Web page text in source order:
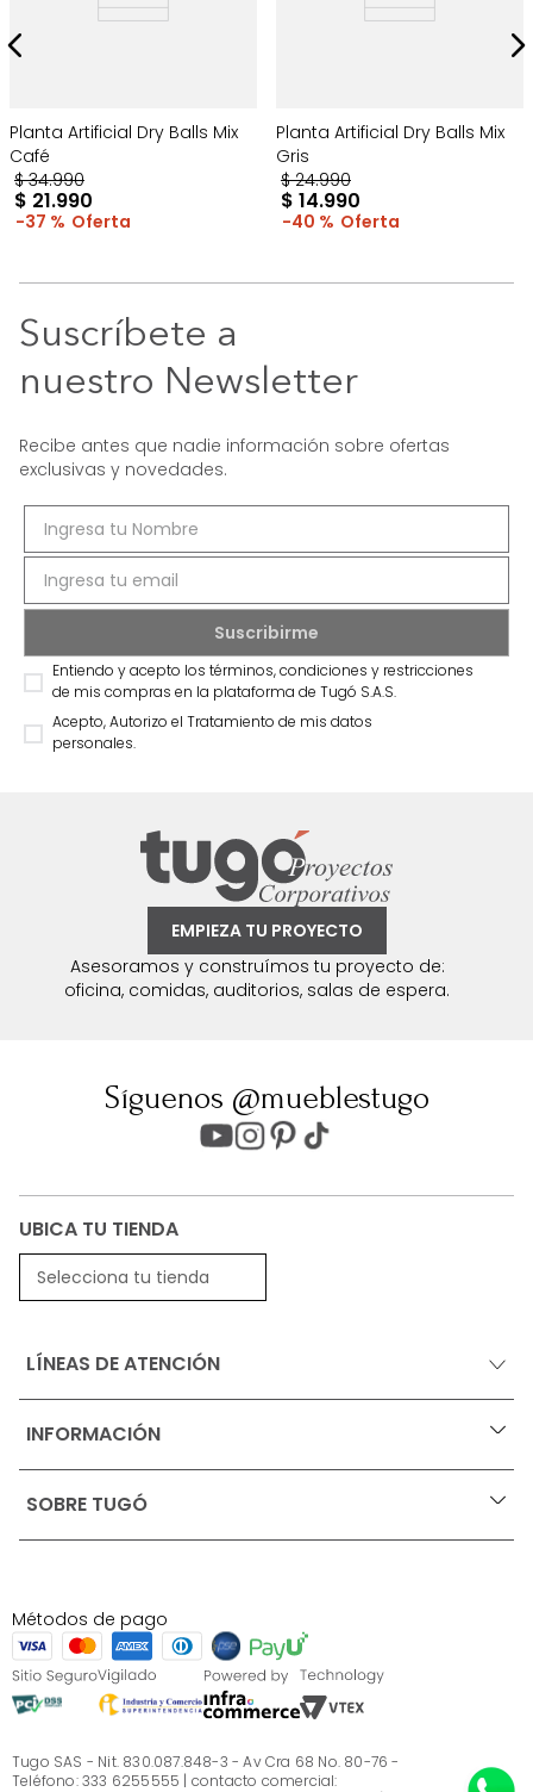
Planta Artificial Dry Balls Mix
Café
$ 34.990
$ 21.990
37 %
Planta Artificial Dry Balls Mix
Gris
$ 24.990
$ 14.990
40 %
Suscríbete a
nuestro Newsletter
Recibe antes que nadie información sobre ofertas
exclusivas y novedades.
Entiendo y acepto los términos, condiciones y restricciones
de mis compras en la plataforma de Tugó S.A.S.
Acepto, Autorizo el Tratamiento de mis datos
personales.
EMPIEZA TU PROYECTO
Asesoramos y construímos tu proyecto de:
oficina, comidas, auditorios, salas de espera.
Síguenos @mueblestugo
UBICA TU TIENDA
Selecciona tu tienda
LÍNEAS DE ATENCIÓN
INFORMACIÓN +
Ofertas vigentes
Términos, condiciones y restricciones para productos
S.A.S
Términos, condiciones y restricciones Tugó S.A.S
Instructivo cuidado de muebles
Sé parte de Tugó
¿Quiénes somos?
Servicio al cliente
SOBRE TUGÓ +
¿Quieres vender en Tugó?
Métodos de pago
Tugo SAS - Nit. 830.087.848-3 - Av Cra 68 No. 80-76 -
Teléfono: 333 6255555 | contacto comercial: